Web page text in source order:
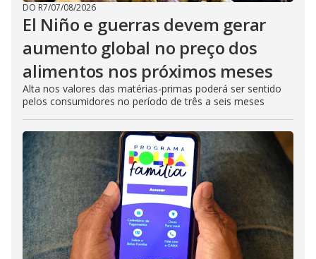
DO R7/07/08/2026
El Niño e guerras devem gerar
aumento global no preço dos
alimentos nos próximos meses
Alta nos valores das matérias-primas poderá ser sentido
pelos consumidores no período de três a seis meses